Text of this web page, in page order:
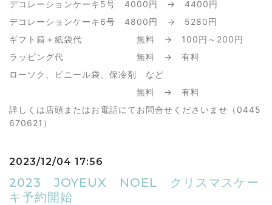
デコレーションケーキ 5号 4000円 → 4400円
デコレーションケーキ 6号 4800円 → 5280円
ギフト箱＋紙袋代 無料 → 100円～ 200円
ラッピング代 無料 → 有料
ローソク、ビニール袋、保冷剤 など
無料 → 有料
詳しくは店頭またはお電話にてお問合せくださいませ（ 0445
670621 ）
2023/12/04 17:56
2023 JOYEUX NOEL クリスマスケー
キ予約開始